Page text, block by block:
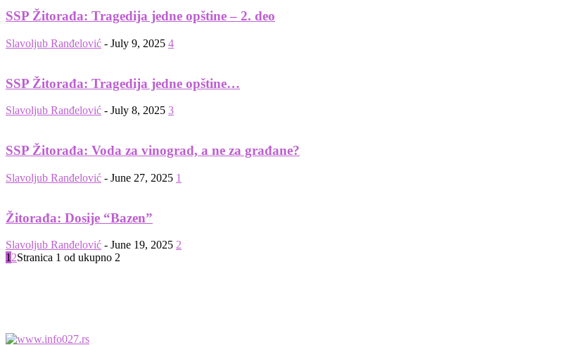
SSP Žitorađa: Tragedija jedne opštine – 2. deo
Slavoljub Ranđelović - July 9, 2025 4
SSP Žitorađa: Tragedija jedne opštine…
Slavoljub Ranđelović - July 8, 2025 3
SSP Žitorađa: Voda za vinograd, a ne za građane?
Slavoljub Ranđelović - June 27, 2025 1
Žitorađa: Dosije “Bazen”
Slavoljub Ranđelović - June 19, 2025 2
1 2Stranica 1 od ukupno 2